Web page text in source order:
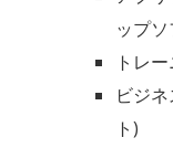
ップ
トレ
ビジ
ト)